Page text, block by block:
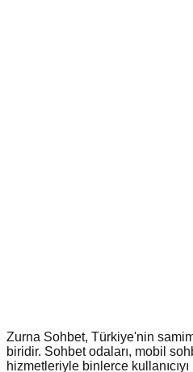
Zurna Sohbet, Türkiye'nin
biridir. Sohbet odaları, mobil
hizmetleriyle binlerce